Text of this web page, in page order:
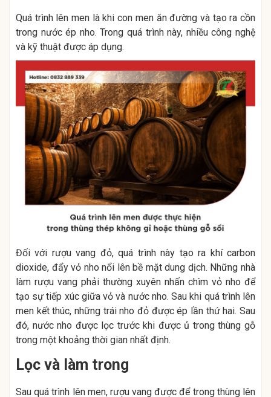
Quá trình lên men là khi con men ăn đường và tạo ra cồn
trong nước ép nho. Trong quá trình này, nhiều công nghệ
và kỹ thuật được áp dụng.
Đối với rượu vang đỏ, quá trình này tạo ra khí carbon
dioxide, đẩy vỏ nho nổi lên bề mặt dung dịch. Những nhà
làm rượu vang phải thường xuyên nhấn chìm vỏ nho để
tạo sự tiếp xúc giữa vỏ và nước nho. Sau khi quá trình lên
men kết thúc, những trái nho đỏ được ép lần thứ hai. Sau
đó, nước nho được lọc trước khi được ủ trong thùng gỗ
trong một khoảng thời gian nhất định.
Lọc và làm trong
Sau quá trình lên men, rượu vang được để trong thùng lên